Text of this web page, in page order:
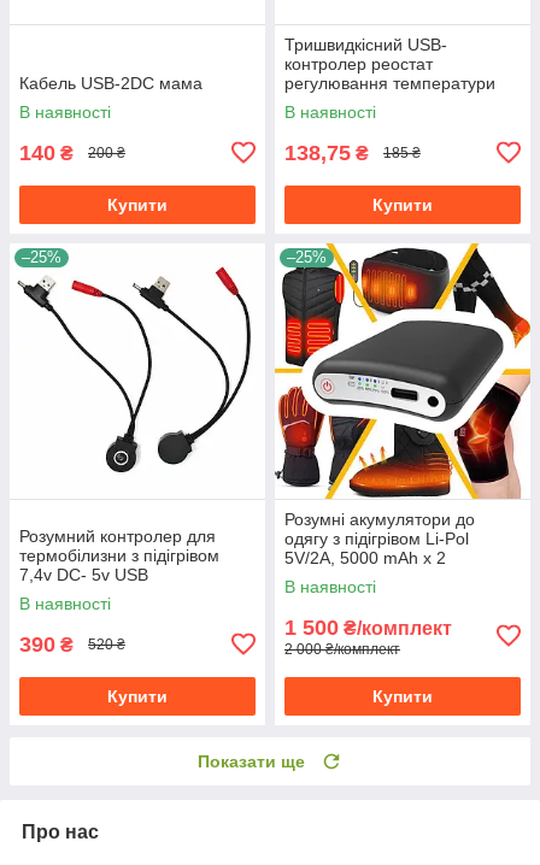
Кабель USB-2DC мама
В наявності
140 ₴ 200 ₴
Купити
Тришвидкісний USB-
контролер реостат
регулювання температури
одягу з підігрівом силіконовий
водонепроникний, 5v usb
В наявності
138,75 ₴ 185 ₴
Купити
–25%
Розумний контролер для
термобілизни з підігрівом
7,4v DC- 5v USB
В наявності
390 ₴ 520 ₴
Купити
–25%
Розумні акумулятори до
одягу з підігрівом Li-Pol
5V/2A, 5000 mAh х 2
управління через блютуз
В наявності
1 500 ₴/комплект
2 000 ₴/комплект
Купити
Показати ще
Про нас